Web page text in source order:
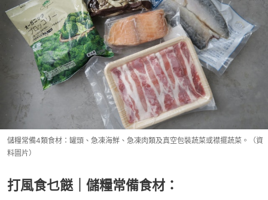
儲糧常備4類食材：罐頭、急凍海鮮、急凍肉類及真空包裝蔬菜或襟擺蔬菜。（資
料圖片）
打風食乜餸｜儲糧常備食材：